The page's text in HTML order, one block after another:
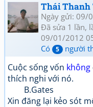
Thái Thanh
Ngày gửi: 09/
Đã sửa 1 lần,
09/01/2012
Có
5 người
Cuộc sống vốn không
thích nghi với nó.
B.Gates
Xin đăng lại kẻo sót